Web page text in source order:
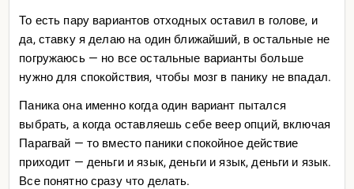
То есть пару вариантов отходных оставил в голове, и
да, ставку я делаю на один ближайший, в остальные не
погружаюсь — но все остальные варианты больше
нужно для спокойствия, чтобы мозг в панику не впадал.
Паника она именно когда один вариант пытался
выбрать, а когда оставляешь себе веер опций, включая
Парагвай — то вместо паники спокойное действие
приходит — деньги и язык, деньги и язык, деньги и язык.
Все понятно сразу что делать.